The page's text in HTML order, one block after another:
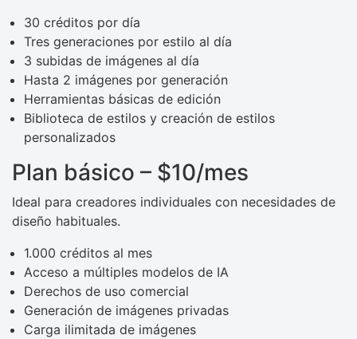
30 créditos por día
Tres generaciones por estilo al día
3 subidas de imágenes al día
Hasta 2 imágenes por generación
Herramientas básicas de edición
Biblioteca de estilos y creación de estilos
personalizados
Plan básico – $10/mes
Ideal para creadores individuales con necesidades de
diseño habituales.
1.000 créditos al mes
Acceso a múltiples modelos de IA
Derechos de uso comercial
Generación de imágenes privadas
Carga ilimitada de imágenes